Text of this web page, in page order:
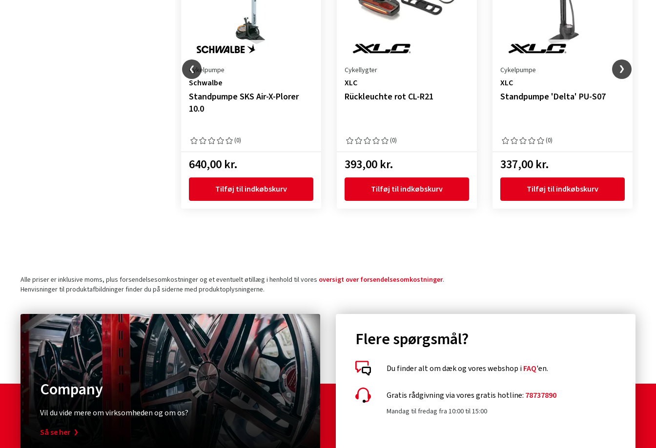
Cykelpumpe
Schwalbe
Standpumpe SKS Air-X-Plorer
10.0
(0)
640,00 kr.
Tilføj til indkøbskurv
Cykellygter
XLC
Rückleuchte rot CL-R21
(0)
393,00 kr.
Tilføj til indkøbskurv
Cykelpumpe
XLC
Standpumpe 'Delta' PU-S07
(0)
337,00 kr.
Tilføj til indkøbskurv
Alle priser er inklusive moms, plus forsendelsesomkostninger og et eventuelt øtillæg i henhold til vores oversigt over forsendelsesomkostninger.
Henvisninger til produktafbildninger finder du på siderne med produktoplysningerne.
Company
Vil du vide mere om virksomheden og om os?
Så se her
Flere spørgsmål?
Du finder alt om dæk og vores webshop iFAQ'en.
Gratis rådgivning via vores gratis hotline: 78737890
Mandag til fredag fra 10:00 til 15:00